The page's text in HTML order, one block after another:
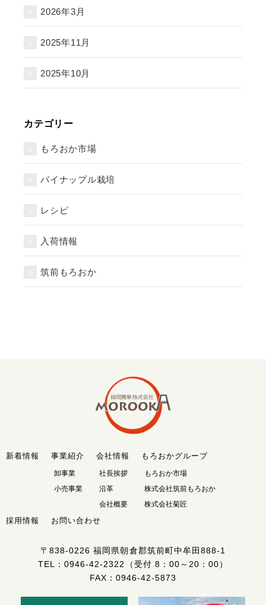
2026年3月
2025年11月
2025年10月
カテゴリー
もろおか市場
パイナップル栽培
レシピ
入荷情報
筑前もろおか
新着情報 事業紹介
卸事業
小売事業
会社情報
社長挨拶
沿革
会社概要
もろおかグループ
もろおか市場
株式会社筑前もろおか
株式会社菊匠
採用情報 お問い合わせ
〒838-0226福岡県朝倉郡筑前町中牟田888-1
TEL： 0946-42-2322
（受付 8：00～20：00）
FAX：0946-42-5873